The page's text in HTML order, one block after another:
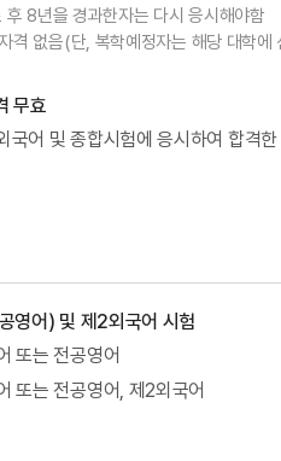
8년을 경과한자는 다시 응시해야함
격 없음(단, 복학예정자는 해당 대학에
무효
국어 및 종합시험에 응시하여 합격
영어) 및 제2외국어 시험
또는 전공영어
또는 전공영어, 제2외국어